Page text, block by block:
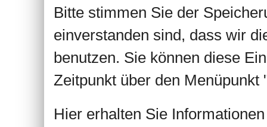
Bitte stimmen Sie der
einverstanden sind, dass wir
benutzen. Sie können diese
Zeitpunkt über den Menüpunkt
Hier erhalten Sie